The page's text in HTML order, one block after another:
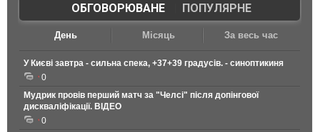
ОБГОВОРЮВАНЕ| ПОПУЛЯРНЕ
День Місяць За весь час
У Києві завтра - сильна спека, +37+39 градусів. - синоптикиня
0
Мудрик провів перший матч за "Челсі" після допінгової
дискваліфікації. ВІДЕО
0